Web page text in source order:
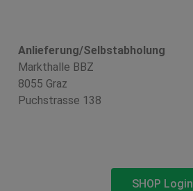
Anlieferung/Selbstabholung
Markthalle BBZ
8055 Graz
Puchstrasse 138
SHOP Login